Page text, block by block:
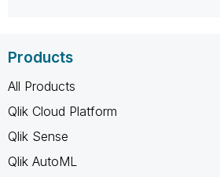
Products
All Products
Qlik Cloud Platform
Qlik Sense
Qlik AutoML